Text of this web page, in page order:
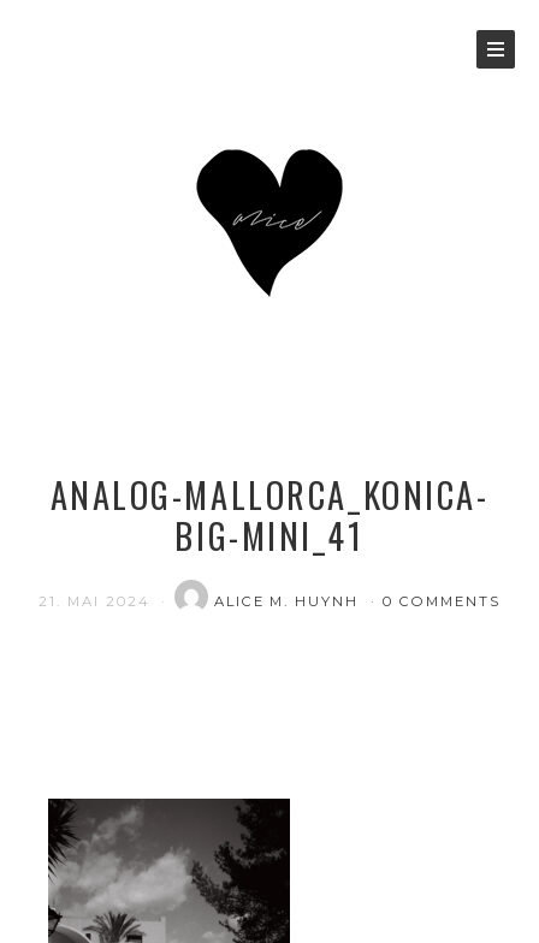
ANALOG-MALLORCA_KONICA-
BIG-MINI_41
21. MAI 2024 ALICE M. HUYNH 0 COMMENTS